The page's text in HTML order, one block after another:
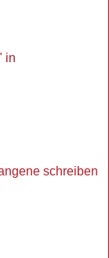
in
schreiben